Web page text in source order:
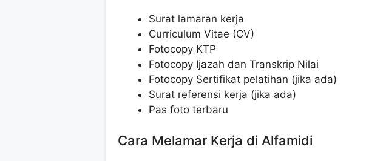
Surat lamaran kerja
Curriculum Vitae (CV)
Fotocopy KTP
Fotocopy Ijazah dan Transkrip Nilai
Fotocopy Sertifikat pelatihan (jika ada)
Surat referensi kerja (jika ada)
Pas foto terbaru
Cara Melamar Kerja di Alfamidi